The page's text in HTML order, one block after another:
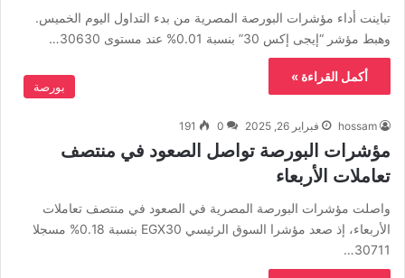
تباينت أداء مؤشرات البورصة المصرية من بدء التداول اليوم الخميس.
وهبط مؤشر “إيجى إكس 30” بنسبة 0.01% عند مستوى 30630…
أكمل القراءة »
بورصة
hossam فبراير 26, 2025 0
191
مؤشرات البورصة تواصل الصعود في منتصف
تعاملات الأربعاء
واصلت مؤشرات البورصة المصرية في الصعود في منتصف تعاملات
الأربعاء، إذ صعد مؤشرا السوق الرئيسي EGX30 بنسبة 0.18% مسجلا
30711…